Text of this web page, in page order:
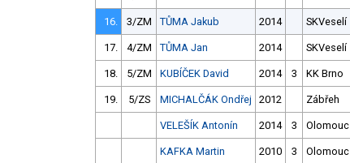
16. 3/ZM TŮMA Jakub 2014 SKVeselí
17. 4/ZM TŮMA Jan 2014 SKVeselí
18. 5/ZM KUBÍČEK David 2014 3 KK Brno
19. 5/ZS MICHALČÁK Ondřej 2012 Zábřeh
VELEŠÍK Antonín 2014 3 Olomouc
KAFKA Martin 2010 3 Olomouc